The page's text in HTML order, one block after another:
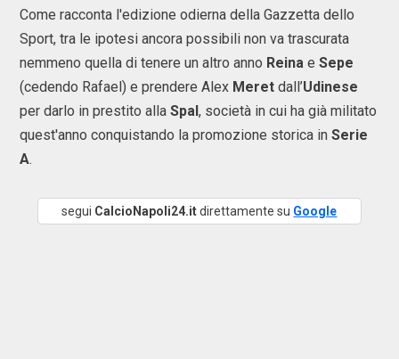
Come racconta l'edizione odierna della Gazzetta dello
Sport, tra le ipotesi ancora possibili non va trascurata
nemmeno quella di tenere un altro anno Reina e Sepe
(cedendo Rafael) e prendere Alex Meret dall’Udinese
per darlo in prestito alla Spal, società in cui ha già militato
quest'anno conquistando la promozione storica in Serie
A.
segui CalcioNapoli24.itdirettamente su Google